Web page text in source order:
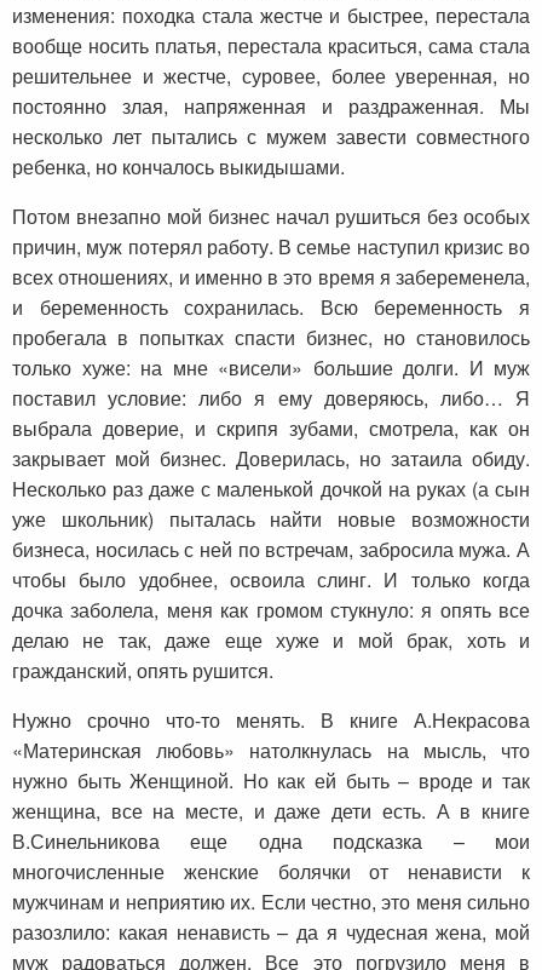
изменения: походка стала жестче и быстрее, перестала
вообще носить платья, перестала краситься, сама стала
решительнее и жестче, суровее, более уверенная, но
постоянно злая, напряженная и раздраженная. Мы
несколько лет пытались с мужем завести совместного
ребенка, но кончалось выкидышами.
Потом внезапно мой бизнес начал рушиться без особых
причин, муж потерял работу. В семье наступил кризис во
всех отношениях, и именно в это время я забеременела,
и беременность сохранилась. Всю беременность я
пробегала в попытках спасти бизнес, но становилось
только хуже: на мне «висели» большие долги. И муж
поставил условие: либо я ему доверяюсь, либо… Я
выбрала доверие, и скрипя зубами, смотрела, как он
закрывает мой бизнес. Доверилась, но затаила обиду.
Несколько раз даже с маленькой дочкой на руках (а сын
уже школьник) пыталась найти новые возможности
бизнеса, носилась с ней по встречам, забросила мужа. А
чтобы было удобнее, освоила слинг. И только когда
дочка заболела, меня как громом стукнуло: я опять все
делаю не так, даже еще хуже и мой брак, хоть и
гражданский, опять рушится.
Нужно срочно что-то менять. В книге А.Некрасова
«Материнская любовь» натолкнулась на мысль, что
нужно быть Женщиной. Но как ей быть – вроде и так
женщина, все на месте, и даже дети есть. А в книге
В.Синельникова еще одна подсказка – мои
многочисленные женские болячки от ненависти к
мужчинам и неприятию их. Если честно, это меня сильно
разозлило: какая ненависть – да я чудесная жена, мой
муж радоваться должен. Все это погрузило меня в